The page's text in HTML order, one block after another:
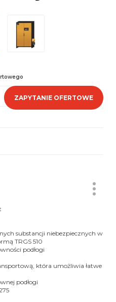
ZAPYTANIE OFERTOWE
substancji niebezpiecznych w
TRGS 510
podłogi
która umożliwia łatwe
podłogi